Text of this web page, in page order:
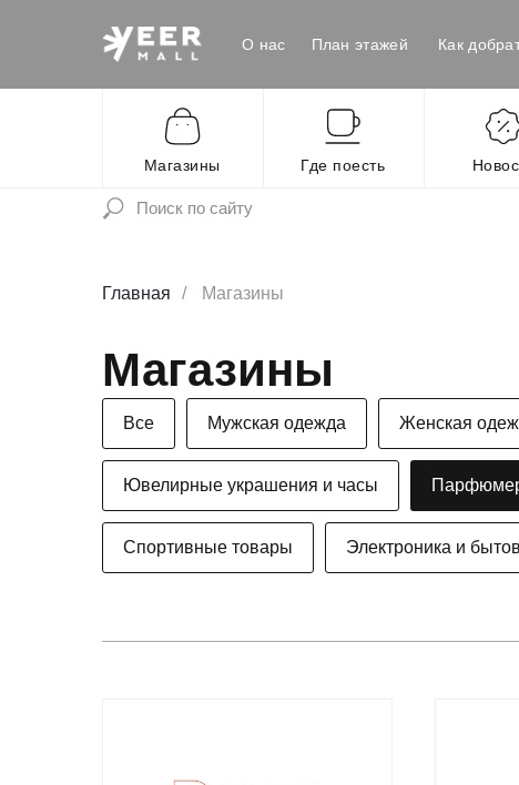
Магазины Где поесть
О нас План этажей Как
Главная / Магазины
Магазины
Все Мужская одежда Женская
Ювелирные украшения и часы
Спортивные товары Электроника и